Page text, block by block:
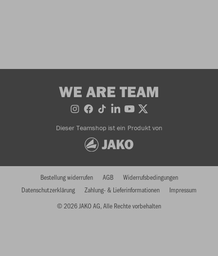
WE ARE TEAM
Dieser Teamshop ist ein Produkt von
© 2026 JAKO AG, Alle Rechte vorbehalten
Bestellung widerrufen AGB
Widerrufsbedingungen
Datenschutzerklärung
Zahlung- & Lieferinformationen Impressum